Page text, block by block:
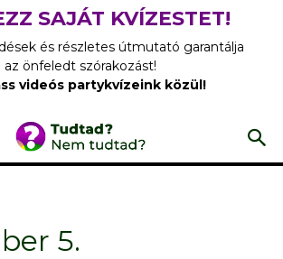
SAJÁT KVÍZESTET!
és részletes útmutató garantálja
az önfeledt szórakozást!
videós partykvízeink közül!
5.